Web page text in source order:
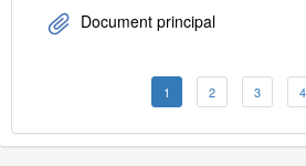
Document principal
1 2 3 4